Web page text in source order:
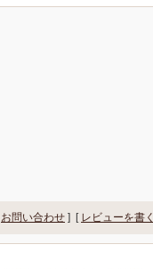
お問い合わせ ] [ レビューを書く